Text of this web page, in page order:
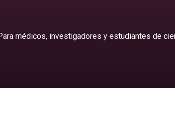
médicos, investigadores y estudiantes de